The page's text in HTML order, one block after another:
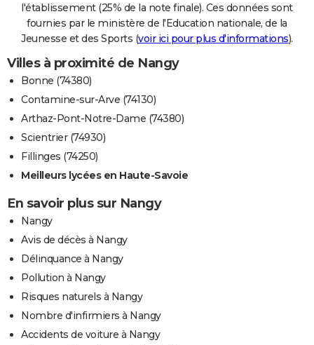
l'établissement (25% de la note finale). Ces données sont
fournies par le ministère de l'Education nationale, de la
Jeunesse et des Sports (voir ici pour plus d'informations).
Villes à proximité de Nangy
Bonne (74380)
Contamine-sur-Arve (74130)
Arthaz-Pont-Notre-Dame (74380)
Scientrier (74930)
Fillinges (74250)
Meilleurs lycées en Haute-Savoie
En savoir plus sur Nangy
Nangy
Avis de décès à Nangy
Délinquance à Nangy
Pollution à Nangy
Risques naturels à Nangy
Nombre d'infirmiers à Nangy
Accidents de voiture à Nangy